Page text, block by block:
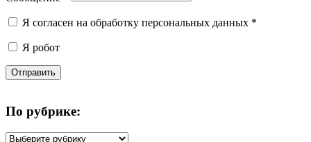
Я согласен на обработку персональных данных *
Я робот
Отправить
По рубрике:
По